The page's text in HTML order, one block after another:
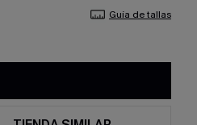
Guía de tallas